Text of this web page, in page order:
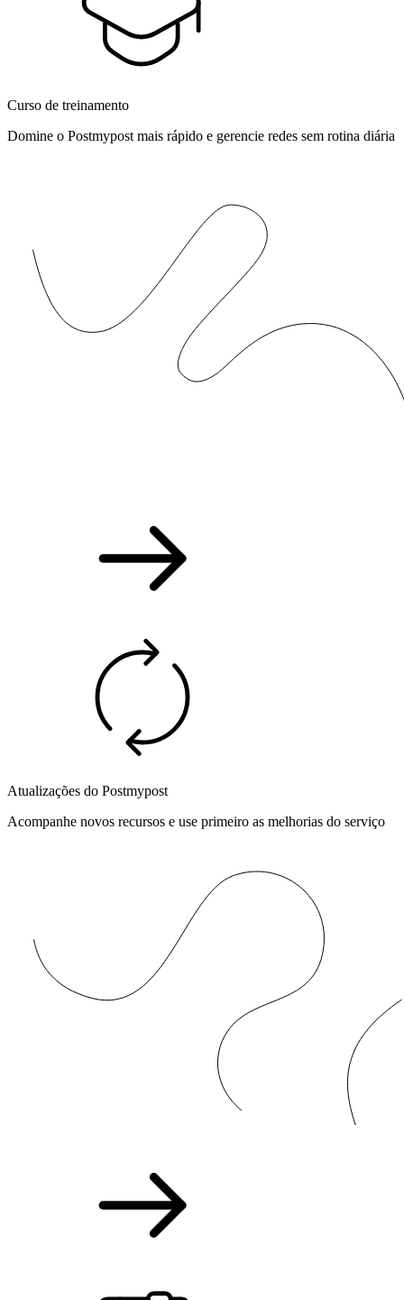
Curso de treinamento
Domine o Postmypost mais rápido e gerencie redes sem rotina diária
Atualizações do Postmypost
Acompanhe novos recursos e use primeiro as melhorias do serviço